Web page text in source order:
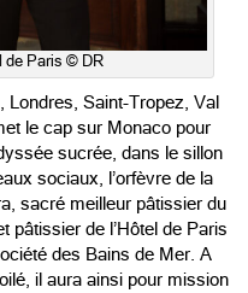
de Paris © DR
Londres, Saint-Tropez, Val
le cap sur Monaco pour
sucrée, dans le sillon
sociaux, l’orfèvre de la
sacré meilleur pâtissier du
pâtissier de l’Hôtel de Paris
des Bains de Mer. A
il aura ainsi pour mission